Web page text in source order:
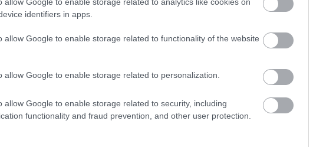
identifiers in apps.
allow Google to enable storage related to functionality of the website
allow Google to enable storage related to personalization.
allow Google to enable storage related to security, including
functionality and fraud prevention, and other user protection.
szint mérésével, és egyszerű és pontos vizsgálatokkal kiváló
a kardiológus, mert a szív- és érrendszeri betegségek,
ment keresztül a prosztatadaganatok gyógyítása.
stádiumban van a beteg, illetve melyik az az eljárás, amivel
ellenére, hogy sokan ódzkodnak a vizsgálatoktól rendkívül